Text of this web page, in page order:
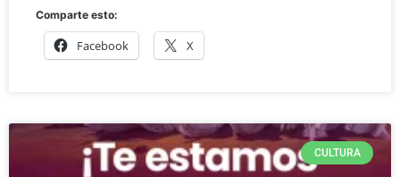
Comparte esto:
Facebook X
CULTURA